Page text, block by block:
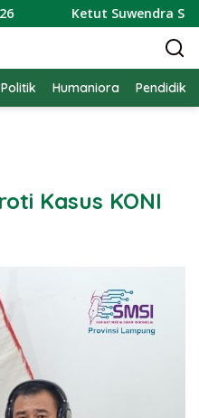
Ketut Suwendra Soroti
Politik Humaniora
Kasus KONI